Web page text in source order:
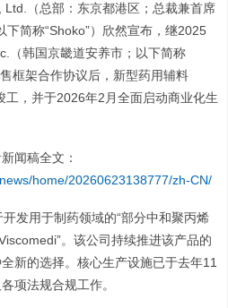
（总部：东京都港区；总裁兼首席
简称“Shoko”）欣然宣布，继2025
（韩国京畿道安养市；以下简称
框架合作协议后，新型药用辅料
工，并于2026年2月全面启动商业化生
闻稿全文：
home/20260623138777/zh-CN/
发用于制药领域的“部分中和聚丙烯
。该公司持续推进该产品的
新的选择。核心生产设施已于去年11
项法规合规工作。